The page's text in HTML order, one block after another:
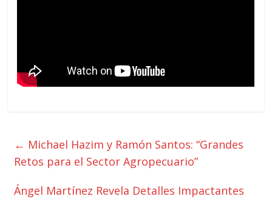
← Michael Hazim y Ramón Santos: “Grandes
Retos para el Sector Agropecuario”
Ángel Martínez Revela Detalles Impactantes